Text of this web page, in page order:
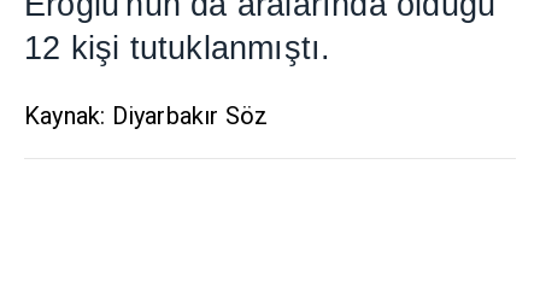
12 kişi tutuklanmıştı.
Kaynak: Diyarbakır Söz